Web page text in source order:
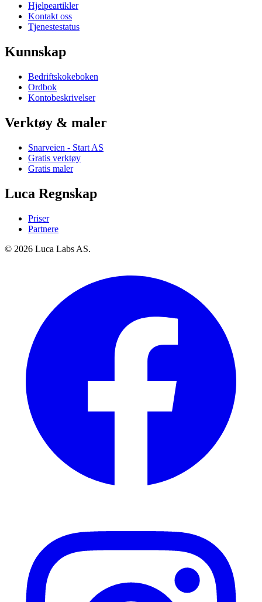
Hjelpeartikler
Kontakt oss
Tjenestestatus
Kunnskap
Bedriftskokeboken
Ordbok
Kontobeskrivelser
Verktøy & maler
Snarveien - Start AS
Gratis verktøy
Gratis maler
Luca Regnskap
Priser
Partnere
© 2026 Luca Labs AS.